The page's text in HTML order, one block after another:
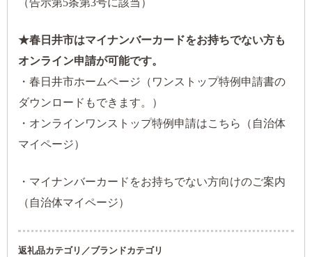
（告示第5条第3号に該当）
★春日井市はマイナンバーカードをお持ちでない方も
オンライン申請が可能です。
・ 春日井市ホームページ（ワンストップ特例申請書の
ダウンロードもできます。）
・ オンラインワンストップ特例申請はこちら（自治体
マイページ）
・ マイナンバーカードをお持ちでない方向けのご案内
（自治体マイページ）
返礼品カテゴリ／ブランドカテゴリ